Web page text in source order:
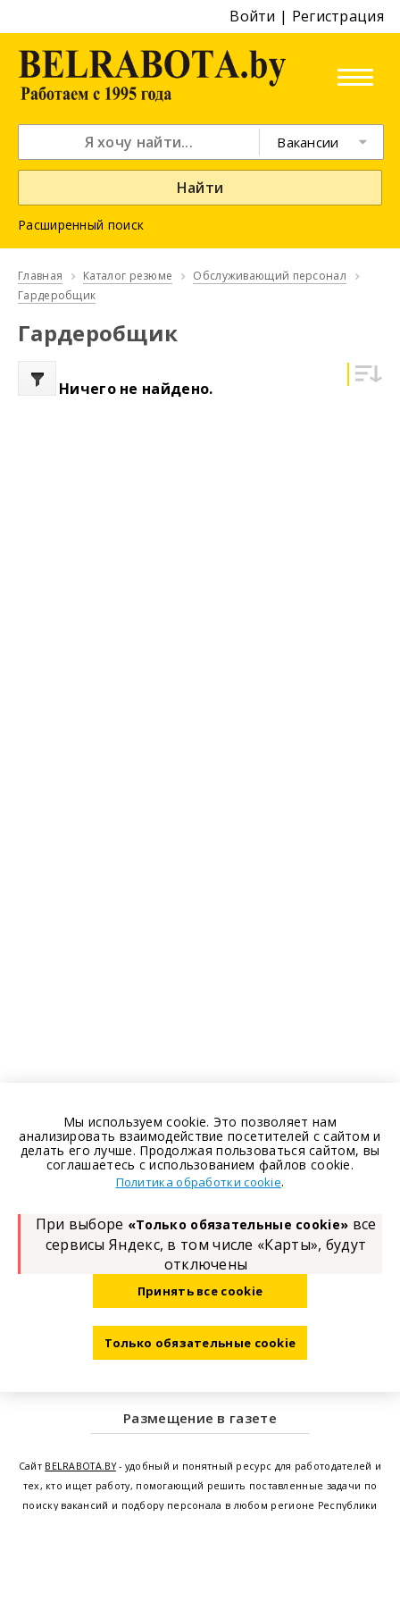
Войти | Регистрация
Вакансии
Найти
Расширенный поиск
Главная Каталог резюме
Обслуживающий персонал
Гардеробщик
Гардеробщик
Ничего не найдено.
Размещение в газете
Сайт BELRABOTA.BY- удобный и понятный ресурс для работодателей и
тех, кто ищет работу, помогающий решить поставленные задачи по
поиску вакансий и подбору персонала в любом регионе Республики
Мы используем cookie. Это позволяет нам
анализировать взаимодействие посетителей с сайтом и
делать его лучше. Продолжая пользоваться сайтом, вы
соглашаетесь с использованием файлов cookie.
Политика обработки cookie.
При выборе «Только обязательные cookie» все
сервисы Яндекс, в том числе «Карты», будут
отключены
Принять все cookie
Только обязательные cookie